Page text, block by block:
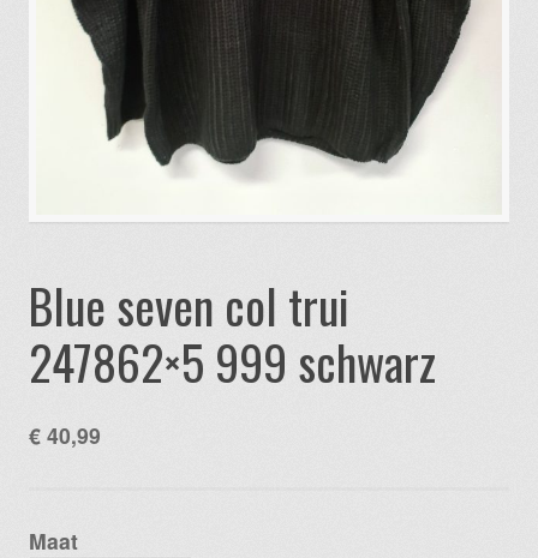
Blue seven col trui
247862×5 999 schwarz
€ 40,99
Maat